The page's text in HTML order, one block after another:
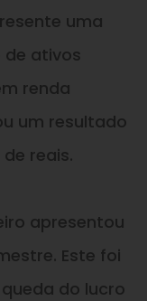
uma
ativos
renda
um resultado
reais.
apresentou
Este foi
do lucro